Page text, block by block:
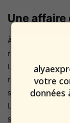
Une affaire
À l’Élysée, le
réactivité
Le ministre de
rapport détaillé
sécurité du
Le Louvre,
symbole du
votre
données